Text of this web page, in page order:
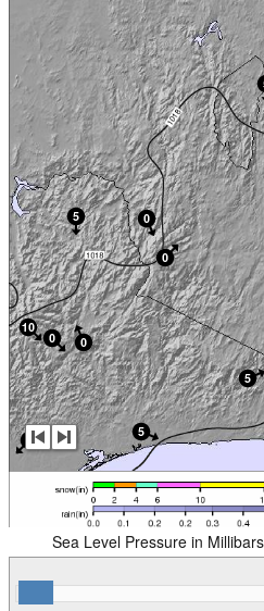
Sea Level Pressure in